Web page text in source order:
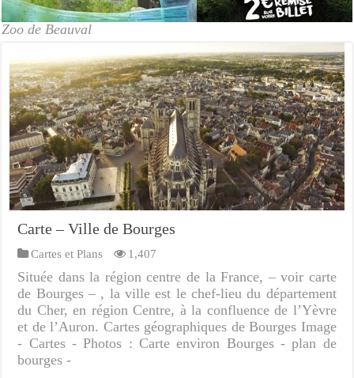
Zoo de Beauval
Carte – Ville de Bourges
Cartes et Plans 1,407
Située dans la région centre de la France, – voir carte
de Bourges – , la ville est le chef-lieu du département
du Cher, en région Centre, à la confluence de l’Yèvre
et de l’Auron. Cartes géographiques de Bourges Image
- Cartes - Photos : Carte environ Bourges - plan de
bourges -